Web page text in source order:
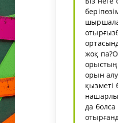
жоқ
орыстың
орын
қызметі
да